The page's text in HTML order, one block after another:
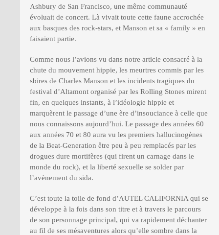
Ashbury de San Francisco, une même communauté
évoluait de concert. Là vivait toute cette faune accrochée
aux basques des rock-stars, et Manson et sa « family » en
faisaient partie.
Comme nous l’avions vu dans notre article consacré à la
chute du mouvement hippie, les meurtres commis par les
sbires de Charles Manson et les incidents tragiques du
festival d’Altamont organisé par les Rolling Stones mirent
fin, en quelques instants, à l’idéologie hippie et
marquèrent le passage d’une ère d’insouciance à celle que
nous connaissons aujourd’hui. Le passage des années 60
aux années 70 et 80 aura vu les premiers hallucinogènes
de la Beat-Generation être peu à peu remplacés par les
drogues dure mortifères (qui firent un carnage dans le
monde du rock), et la liberté sexuelle se solder par
l’avènement du sida.
C’est toute la toile de fond d’AUTEL CALIFORNIA qui se
développe à la fois dans son titre et à travers le parcours
de son personnage principal, qui va rapidement déchanter
au fil de ses mésaventures alors qu’elle sombre dans la